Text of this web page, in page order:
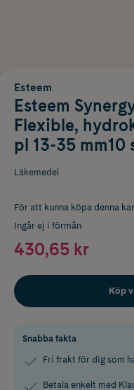
Esteem
Esteem
Flexible,
pl 13-35 mm10
Läkemedel
För att kunna köpa denna
Ingår ej i förmån
430,65 kr
Köp
Snabba fakta
Fri frakt för dig som
Betala enkelt med